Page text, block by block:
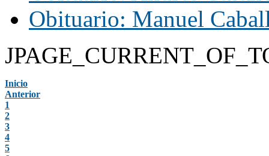
Obituario: Manuel
Inicio
Anterior
1
2
3
4
5